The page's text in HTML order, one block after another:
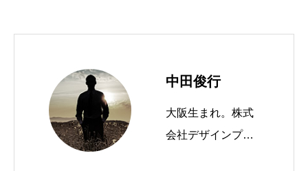
中田俊行
大阪生まれ。株式
会社デザインプラ